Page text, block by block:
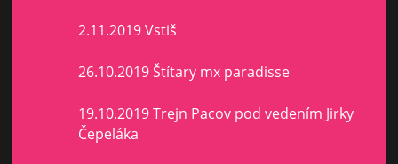
2.11.2019 Vstiš
26.10.2019 Štítary mx paradisse
19.10.2019 Trejn Pacov pod vedením Jirky
Čepeláka